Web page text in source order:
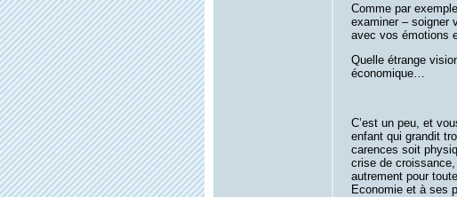
Comme par
examiner – soigner
avec vos émotions
Quelle étrange
économique…
C’est un peu, et
enfant qui grandit
carences soit
crise de
autrement pour
Economie et à ses